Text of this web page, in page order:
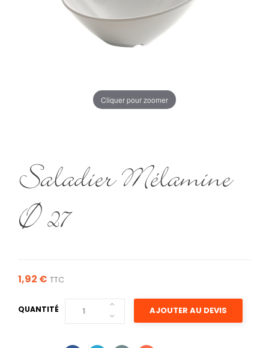
Cliquer pour zoomer
Saladier Mélamine
Ø 27
1,92 € TTC
QUANTITÉ AJOUTER AU DEVIS